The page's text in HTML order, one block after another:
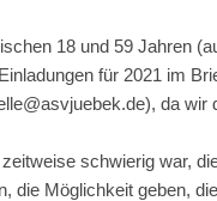
18 und 59 Jahren
für 2021 im
da wir
schwierig war,
die Möglichkeit geben,